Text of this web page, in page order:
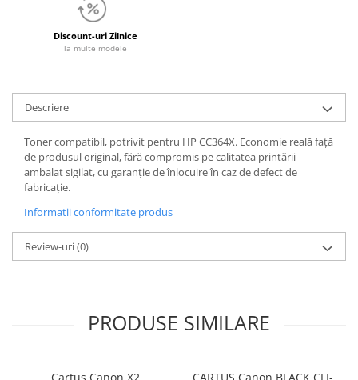
Discount-uri Zilnice
la multe modele
Descriere
Toner compatibil, potrivit pentru HP CC364X. Economie reală față
de produsul original, fără compromis pe calitatea printării -
ambalat sigilat, cu garanție de înlocuire în caz de defect de
fabricație.
Informatii conformitate produs
Review-uri(0)
PRODUSE SIMILARE